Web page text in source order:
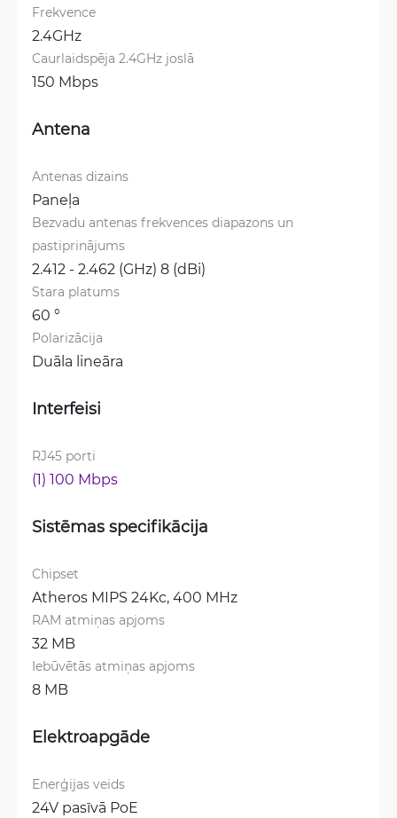
Frekvence
2.4GHz
Caurlaidspēja 2.4GHz joslā
150 Mbps
Antena
Antenas dizains
Paneļa
Bezvadu antenas frekvences diapazons un
pastiprinājums
2.412 - 2.462 (GHz) 8 (dBi)
Stara platums
60 °
Polarizācija
Duāla lineāra
Interfeisi
RJ45 porti
(1) 100 Mbps
Sistēmas specifikācija
Chipset
Atheros MIPS 24Kc, 400 MHz
RAM atmiņas apjoms
32 MB
Iebūvētās atmiņas apjoms
8 MB
Elektroapgāde
Enerģijas veids
24V pasīvā PoE